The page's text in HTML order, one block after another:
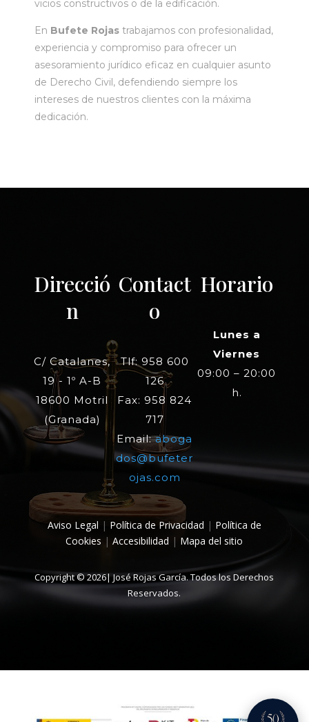
vicios constructivos o de la edificación.
En Bufete Rojastrabajamos con profesionalidad,
experiencia y compromiso para ofrecer un
asesoramiento jurídico eficaz en cualquier asunto
de Derecho Civil, defendiendo siempre los
intereses de nuestros clientes con la máxima
dedicación.
Direcció
n
C/ Catalanes,
19 - 1º A-B
18600 Motril
(Granada)
Contact
o
Tlf: 958 600
126
Fax: 958 824
717
Email:aboga
dos@bufeter
ojas.com
Horario
Lunes a
Viernes
09:00 – 20:00
h.
Aviso Legal | Política de Privacidad | Política de
Cookies |Accesibilidad | Mapa del sitio
Copyright © 2026| José Rojas García. Todos los Derechos
Reservados.